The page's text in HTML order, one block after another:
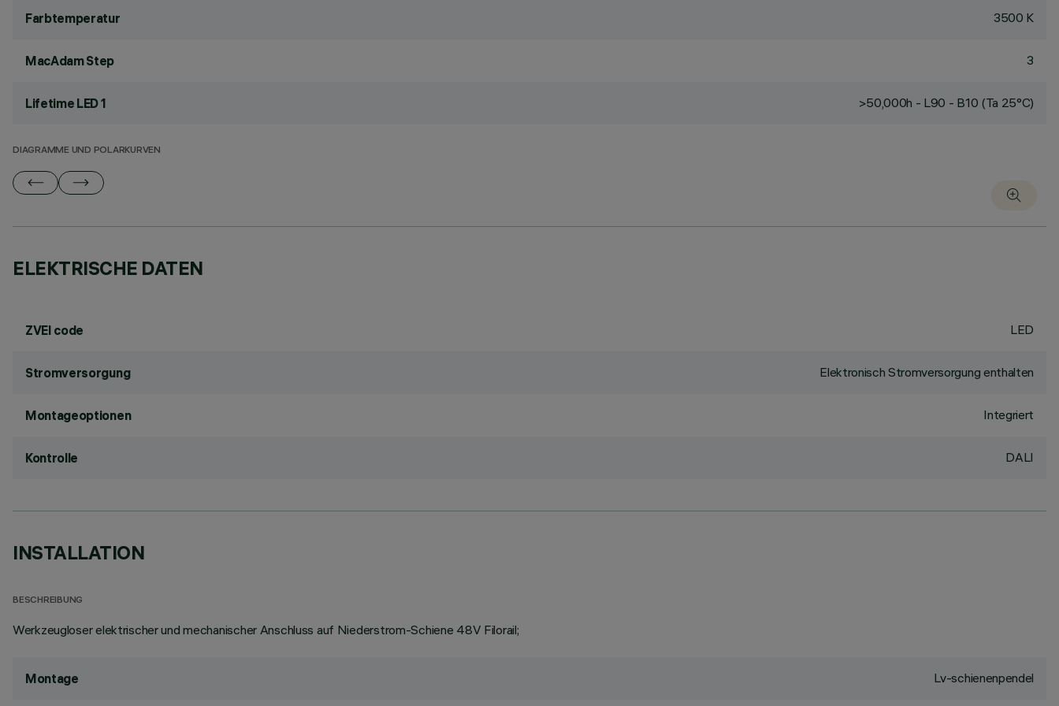
Farbtemperatur 3500 K
MacAdam Step 3
Lifetime LED 1 >50,000h - L90 - B10 (Ta 25°C)
DIAGRAMME UND POLARKURVEN
ELEKTRISCHE DATEN
ZVEI code LED
Stromversorgung Elektronisch Stromversorgung enthalten
Montageoptionen Integriert
Kontrolle DALI
INSTALLATION
BESCHREIBUNG
Werkzeugloser elektrischer und mechanischer Anschluss auf Niederstrom-Schiene 48V Filorail;
Montage Lv-schienenpendel